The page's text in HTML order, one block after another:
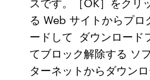
る Web サイトからプロ
ードして ダウンロード
てブロック解除する ソ
ターネットからダウン